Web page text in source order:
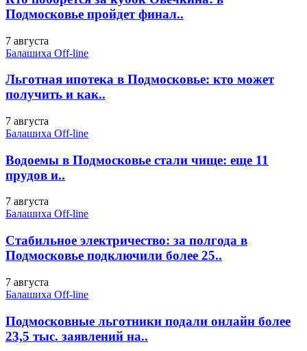
Подмосковье пройдет финал..
7 августа
Балашиха Off-line
Льготная ипотека в Подмосковье: кто может
получить и как..
7 августа
Балашиха Off-line
Водоемы в Подмосковье стали чище: еще 11
прудов и..
7 августа
Балашиха Off-line
Стабильное электричество: за полгода в
Подмосковье подключили более 25..
7 августа
Балашиха Off-line
Подмосковные льготники подали онлайн более
23,5 тыс. заявлений на..